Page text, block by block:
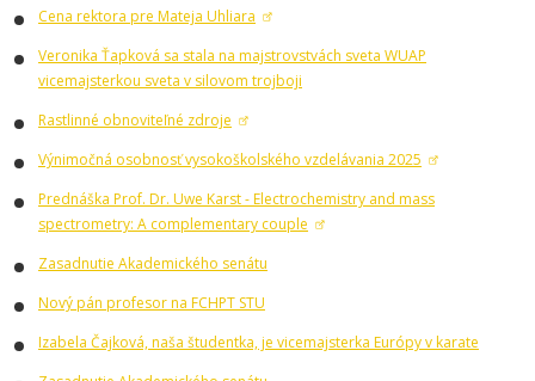
Cena rektora pre Mateja Uhliara
Veronika Ťapková sa stala na majstrovstvách sveta WUAP
vicemajsterkou sveta v silovom trojboji
Rastlinné obnoviteľné zdroje
Výnimočná osobnosť vysokoškolského vzdelávania 2025
Prednáška Prof. Dr. Uwe Karst - Electrochemistry and mass
spectrometry: A complementary couple
Zasadnutie Akademického senátu
Nový pán profesor na FCHPT STU
Izabela Čajková, naša študentka, je vicemajsterka Európy v karate